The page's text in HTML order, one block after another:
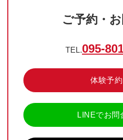
ご予約・
TEL.095-
体験予約
LINEでお問